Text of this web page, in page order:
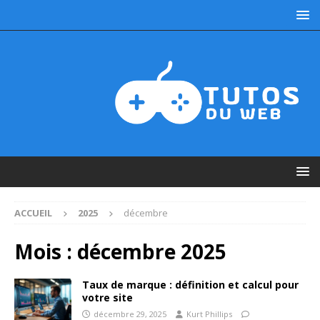
ACCUEIL 2025 décembre
Mois : décembre 2025
Taux de marque : définition et calcul pour
votre site
décembre 29, 2025
Kurt Phillips